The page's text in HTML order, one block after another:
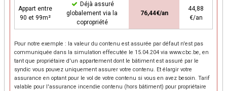
Appart entre
90 et 99m²
Déjà assuré
globalement via la
copropriété
76,44€/an
44,88
€/an
Pour notre exemple : la valeur du contenu est assurée par défaut n'est pas
communiquée dans la simulation effecutée le 15.04.204 via www.cbc.be, en
tant que propriétaire d'un appartement dont le bâtiment est assuré par le
syndic vous pouvez uniquement assurer votre contenu. Et élargir votre
assurance en optant pour le vol de votre contenu si vous en avez besoin. Tarif
valable pour l'assurance incendie contenu (hors bâtiment) pour propriétaire